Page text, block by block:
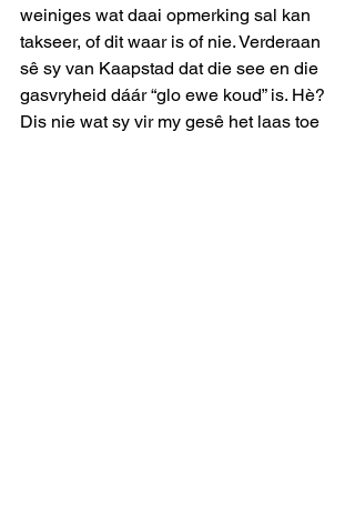
weiniges wat daai opmerking sal kan
takseer, of dit waar is of nie. Verderaan
sê sy van Kaapstad dat die see en die
gasvryheid dáár “glo ewe koud” is. Hè?
Dis nie wat sy vir my gesê het laas toe